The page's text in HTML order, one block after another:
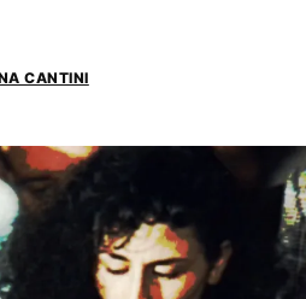
CANTINI